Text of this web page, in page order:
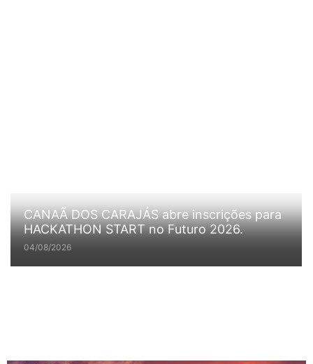
CANAÃ DOS CARAJÁS abre inscrições para
HACKATHON START no Futuro 2026.
04/08/2026